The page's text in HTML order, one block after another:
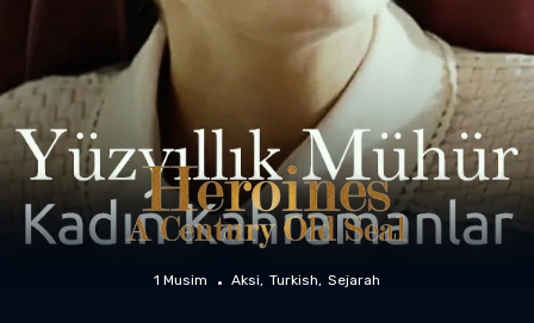
1 Musim Aksi Turkish Sejarah